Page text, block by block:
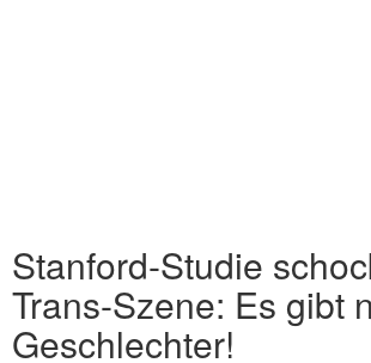
Stanford-Studie
Trans-Szene: Es gibt
Geschlechter!